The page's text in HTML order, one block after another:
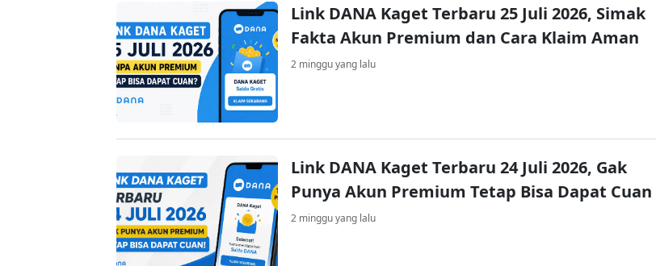
Link DANA Kaget Terbaru 25 Juli 2026, Simak
Fakta Akun Premium dan Cara Klaim Aman
2 minggu yang lalu
Link DANA Kaget Terbaru 24 Juli 2026, Gak
Punya Akun Premium Tetap Bisa Dapat Cuan
2 minggu yang lalu